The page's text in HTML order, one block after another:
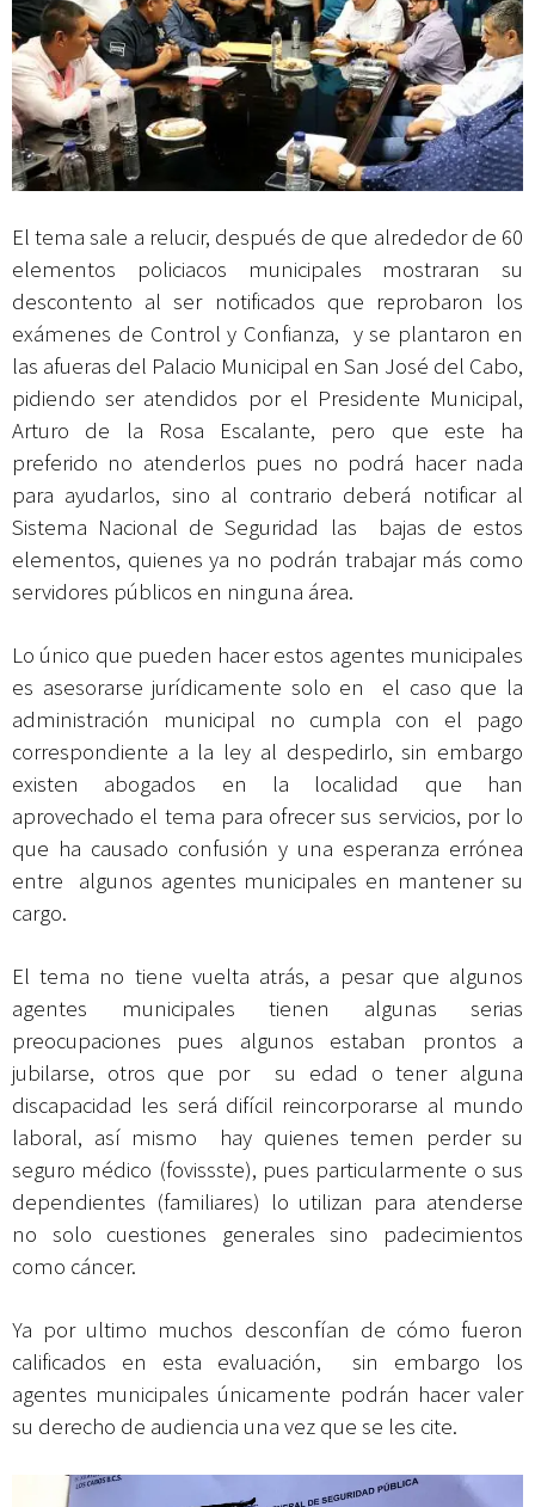
El tema sale a relucir, después de que alrededor de 60
elementos policiacos municipales mostraran su
descontento al ser notificados que reprobaron los
exámenes de Control y Confianza, y se plantaron en
las afueras del Palacio Municipal en San José del Cabo,
pidiendo ser atendidos por el Presidente Municipal,
Arturo de la Rosa Escalante, pero que este ha
preferido no atenderlos pues no podrá hacer nada
para ayudarlos, sino al contrario deberá notificar al
Sistema Nacional de Seguridad las bajas de estos
elementos, quienes ya no podrán trabajar más como
servidores públicos en ninguna área.
Lo único que pueden hacer estos agentes municipales
es asesorarse jurídicamente solo en el caso que la
administración municipal no cumpla con el pago
correspondiente a la ley al despedirlo, sin embargo
existen abogados en la localidad que han
aprovechado el tema para ofrecer sus servicios, por lo
que ha causado confusión y una esperanza errónea
entre algunos agentes municipales en mantener su
cargo.
El tema no tiene vuelta atrás, a pesar que algunos
agentes municipales tienen algunas serias
preocupaciones pues algunos estaban prontos a
jubilarse, otros que por su edad o tener alguna
discapacidad les será difícil reincorporarse al mundo
laboral, así mismo hay quienes temen perder su
seguro médico (fovissste), pues particularmente o sus
dependientes (familiares) lo utilizan para atenderse
no solo cuestiones generales sino padecimientos
como cáncer.
Ya por ultimo muchos desconfían de cómo fueron
calificados en esta evaluación, sin embargo los
agentes municipales únicamente podrán hacer valer
su derecho de audiencia una vez que se les cite.